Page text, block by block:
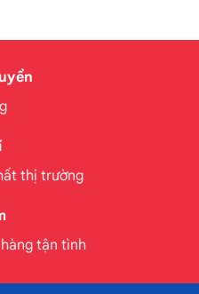
thị trường
tận tình